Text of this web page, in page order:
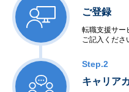
ご登録
転職支援サー
ご記入くださ
Step.2
キャリア